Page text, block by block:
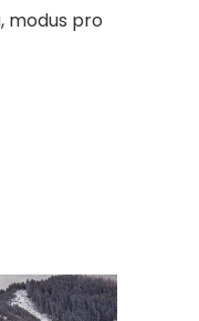
modus pro